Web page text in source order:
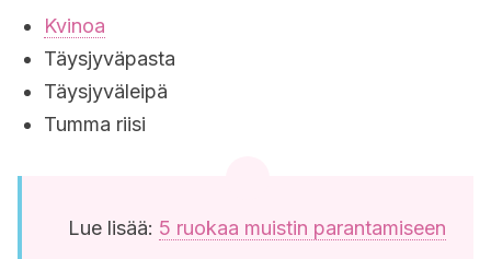
Kvinoa
Täysjyväpasta
Täysjyväleipä
Tumma riisi
Lue lisää: 5 ruokaa muistin parantamiseen